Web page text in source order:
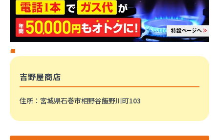
吉野屋商店
住所 ：宮城県石巻市相野谷飯野川町103